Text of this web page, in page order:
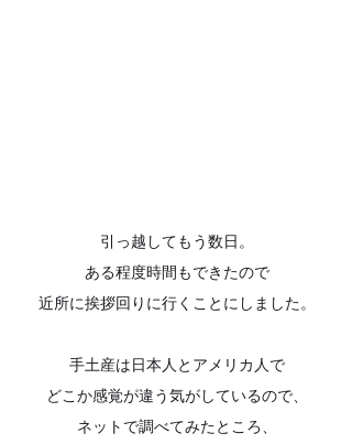
引っ越してもう数日。
ある程度時間もできたので
近所に挨拶回りに行くことにしました。
手土産は日本人とアメリカ人で
どこか感覚が違う気がしているので、
ネットで調べてみたところ、